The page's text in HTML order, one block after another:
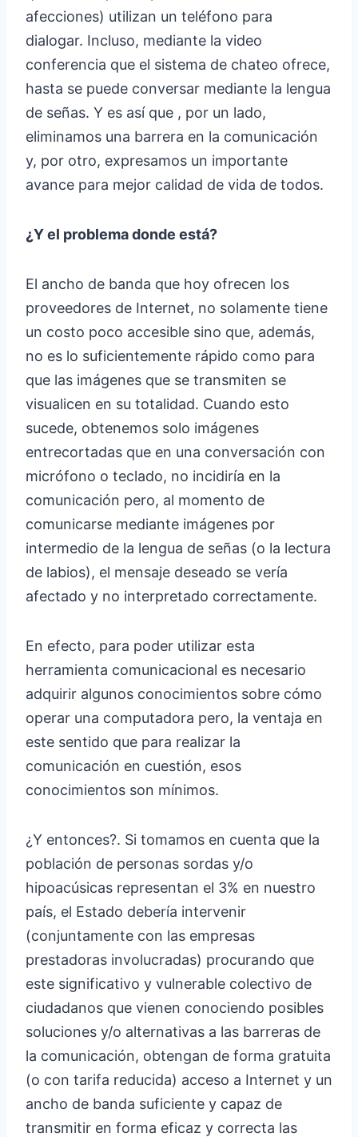
afecciones) utilizan un teléfono para
dialogar. Incluso, mediante la video
conferencia que el sistema de chateo ofrece,
hasta se puede conversar mediante la lengua
de señas. Y es así que , por un lado,
eliminamos una barrera en la comunicación
y, por otro, expresamos un importante
avance para mejor calidad de vida de todos.
¿Y el problema donde está?
El ancho de banda que hoy ofrecen los
proveedores de Internet, no solamente tiene
un costo poco accesible sino que, además,
no es lo suficientemente rápido como para
que las imágenes que se transmiten se
visualicen en su totalidad. Cuando esto
sucede, obtenemos solo imágenes
entrecortadas que en una conversación con
micrófono o teclado, no incidiría en la
comunicación pero, al momento de
comunicarse mediante imágenes por
intermedio de la lengua de señas (o la lectura
de labios), el mensaje deseado se vería
afectado y no interpretado correctamente.
En efecto, para poder utilizar esta
herramienta comunicacional es necesario
adquirir algunos conocimientos sobre cómo
operar una computadora pero, la ventaja en
este sentido que para realizar la
comunicación en cuestión, esos
conocimientos son mínimos.
¿Y entonces?. Si tomamos en cuenta que la
población de personas sordas y/o
hipoacúsicas representan el 3% en nuestro
país, el Estado debería intervenir
(conjuntamente con las empresas
prestadoras involucradas) procurando que
este significativo y vulnerable colectivo de
ciudadanos que vienen conociendo posibles
soluciones y/o alternativas a las barreras de
la comunicación, obtengan de forma gratuita
(o con tarifa reducida) acceso a Internet y un
ancho de banda suficiente y capaz de
transmitir en forma eficaz y correcta las